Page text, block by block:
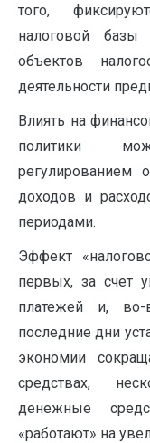
того,
налоговой
объектов
деятельности
Влиять на
по­литики
регулированием
доходов и
периодами.
Эффект
первых, за счет
платежей и,
последние дни
экономии
средствах,
денежные
«работают» на